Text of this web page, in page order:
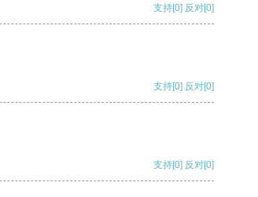
支持[0] 反对[0]
支持[0] 反对[0]
支持[0] 反对[0]